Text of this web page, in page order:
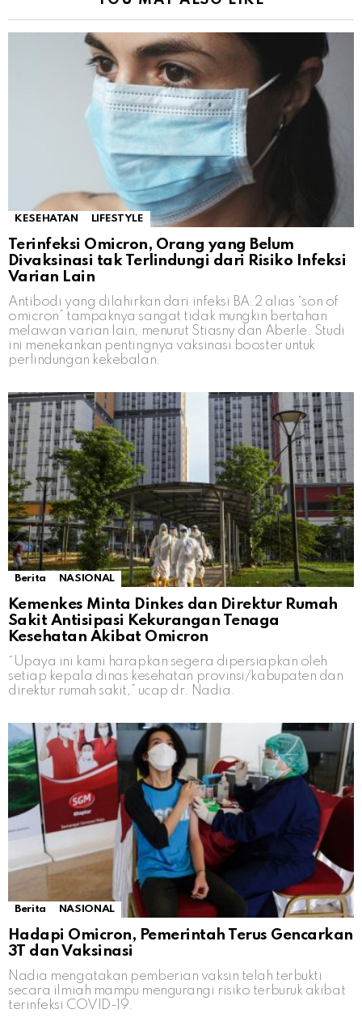
KESEHATAN LIFESTYLE
Terinfeksi Omicron, Orang yang Belum
Divaksinasi tak Terlindungi dari Risiko Infeksi
Varian Lain
Antibodi yang dilahirkan dari infeksi BA.2 alias “son of
omicron” tampaknya sangat tidak mungkin bertahan
melawan varian lain, menurut Stiasny dan Aberle. Studi
ini menekankan pentingnya vaksinasi booster untuk
perlindungan kekebalan.
Berita NASIONAL
Kemenkes Minta Dinkes dan Direktur Rumah
Sakit Antisipasi Kekurangan Tenaga
Kesehatan Akibat Omicron
“Upaya ini kami harapkan segera dipersiapkan oleh
setiap kepala dinas kesehatan provinsi/kabupaten dan
direktur rumah sakit,” ucap dr. Nadia.
Berita NASIONAL
Hadapi Omicron, Pemerintah Terus Gencarkan
3T dan Vaksinasi
Nadia mengatakan pemberian vaksin telah terbukti
secara ilmiah mampu mengurangi risiko terburuk akibat
terinfeksi COVID-19.